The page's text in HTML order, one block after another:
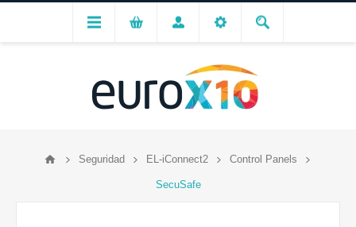
Seguridad EL-iConnect2 Control Panels
SecuSafe